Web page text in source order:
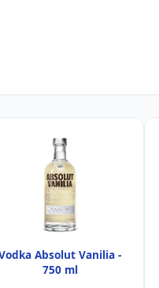
Absolut Vanilia -
750 ml